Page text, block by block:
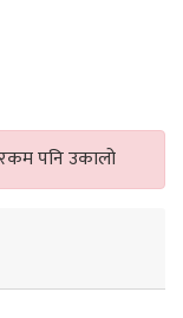
पनि उकालो